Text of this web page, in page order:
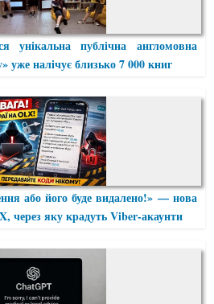
унікальна публічна англомовна
уже налічує близько 7 000 книг
або його буде видалено!» — нова
через яку крадуть Viber-акаунти